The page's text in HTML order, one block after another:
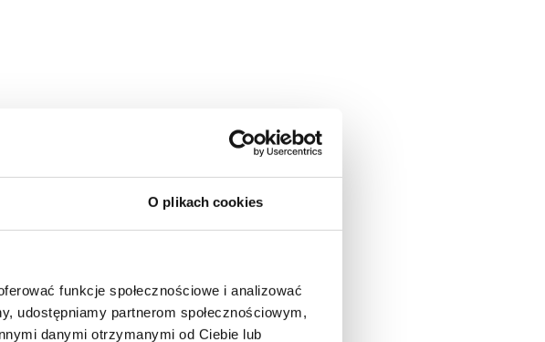
O plikach cookies
funkcje społecznościowe i analizować
udostępniamy partnerom społecznościowym,
danymi otrzymanymi od Ciebie lub